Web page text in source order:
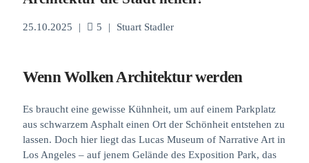
25.10.2025 | 5 | Stuart Stadler
Wenn Wolken Architektur werden
Es braucht eine gewisse Kühnheit, um auf einem Parkplatz
aus schwarzem Asphalt einen Ort der Schönheit entstehen zu
lassen. Doch hier liegt das Lucas Museum of Narrative Art in
Los Angeles – auf jenem Gelände des Exposition Park, das